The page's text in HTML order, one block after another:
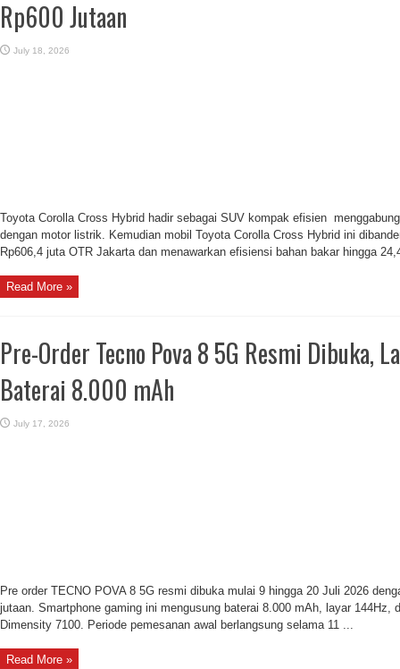
Rp600 Jutaan
July 18, 2026
Toyota Corolla Cross Hybrid hadir sebagai SUV kompak efisien
dengan motor listrik. Kemudian mobil Toyota Corolla Cross Hybrid ini
Rp606,4 juta OTR Jakarta dan menawarkan efisiensi bahan bakar hingga
Read More »
Pre-Order Tecno Pova 8 5G Resmi Dibuka,
Baterai 8.000 mAh
July 17, 2026
Pre order TECNO POVA 8 5G resmi dibuka mulai 9 hingga 20 Juli 2026
jutaan. Smartphone gaming ini mengusung baterai 8.000 mAh, layar 144Hz,
Dimensity 7100. Periode pemesanan awal berlangsung selama 11 ...
Read More »